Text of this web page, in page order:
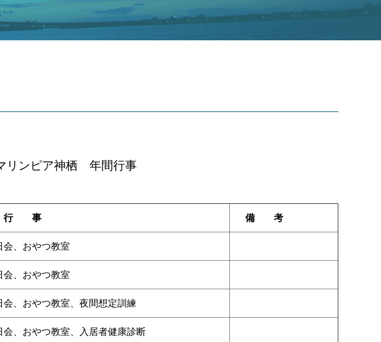
リンピア神栖 年間行事
備 考
会、おやつ教室
会、おやつ教室
、おやつ教室、夜間想定訓練
、おやつ教室、入居者健康診断